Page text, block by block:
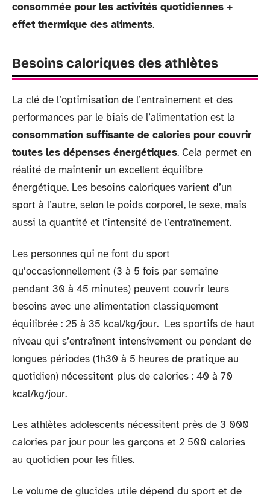
consommée pour les activités quotidiennes +
effet thermique des aliments.
Besoins caloriques des athlètes
La clé de l’optimisation de l’entraînement et des
performances par le biais de l’alimentation est la
consommation suffisante de calories pour couvrir
toutes les dépenses énergétiques. Cela permet en
réalité de maintenir un excellent équilibre
énergétique. Les besoins caloriques varient d’un
sport à l’autre, selon le poids corporel, le sexe, mais
aussi la quantité et l’intensité de l’entraînement.
Les personnes qui ne font du sport
qu’occasionnellement (3 à 5 fois par semaine
pendant 30 à 45 minutes) peuvent couvrir leurs
besoins avec une alimentation classiquement
équilibrée : 25 à 35 kcal/kg/jour. Les sportifs de haut
niveau qui s’entraînent intensivement ou pendant de
longues périodes (1h30 à 5 heures de pratique au
quotidien) nécessitent plus de calories : 40 à 70
kcal/kg/jour.
Les athlètes adolescents nécessitent près de 3 000
calories par jour pour les garçons et 2 500 calories
au quotidien pour les filles.
Le volume de glucides utile dépend du sport et de